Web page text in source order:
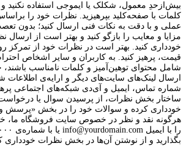
بیش‌از‌حدِ معمول، شکلک یا ایموجی استفاده نکنید
کلمات با صفحه‌کلید بپرهیزید. نظرات خود را
عملی و با دقت به نکات فنی ارسال کنید؛ بدون
مزایا و معایب را بازگو کنید و بهتر است از ارسال
خودداری کنید. بهتر است در نظرات خود از تمرکز
قیمت، پرهیز کنید. به کاربران و سایر اشخاص
شامل محتوای توهین‌آمیز و کلمات نامناسب
ارسال لینک‌های سایت‌های دیگر و ارایه‌ی
شماره تماس، ایمیل و آی‌دی شبکه‌های اجتماعی
ساختار بخش نظرات، از پرسیدن سوال یا
خودداری کرده و سوالات خود را در بخش «پرسش
هرگونه نقد و نظر در خصوص سایت فروشگاه ما،
بگذارید و از نوشتن آن‌ها در بخش نظرات خودداری